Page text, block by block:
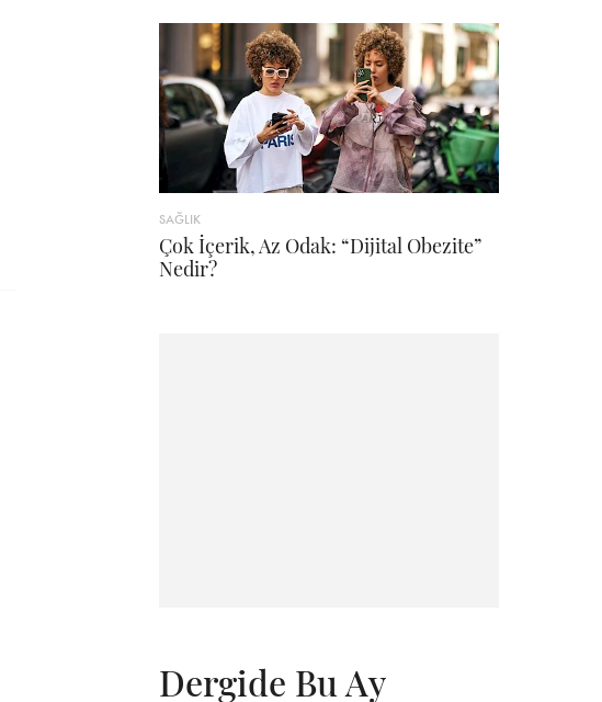
SAĞLIK
Çok İçerik, Az Odak: “Dijital Obezite”
Nedir?
Dergide Bu Ay